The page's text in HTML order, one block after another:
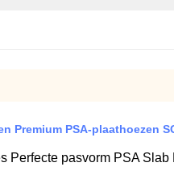
Premium PSA-plaathoezen
Perfecte pasvorm PSA